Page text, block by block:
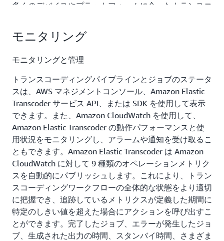
多くのデバイスやプラットフォームに合ったトランスコ
ターゲット向けのプリセットを作成することもできま
す。カスタムのプリセットを使用すれば、既存のトラン
スコーディングプリセットをカスタマイズして、リージ
ョン内の AWS アカウントのすべてのパイプラインで使
用できます。
ビデオビットレートの自動最適化
自動ビデオビットレート設定を使用すれば、変換された
出力の画像品質を最適化するように Amazon Elastic
Transcoder が自動的にビットレートを調整します。最
大ビットレートパラメータを使うと、出力ビデオの瞬間
ビットレートを制限することができます。この機能を使
用すると、特定のデバイスの再生要件に合わせて最大ビ
ットレートを制限した出力ファイルを生成することがで
きます。出力された動画ファイルは見栄えが良く、ファ
イル全体に 1 つのビットレートを選択していた場合よ
りも適切に圧縮されています。
モニタリング
モニタリングと管理
トランスコーディングパイプラインとジョブのステータ
スは、AWS マネジメントコンソール、Amazon Elastic
Transcoder サービス API、または SDK を使用して表示
できます。また、Amazon CloudWatch を使用して、
Amazon Elastic Transcoder の動作パフォーマンスと使
用状況をモニタリングし、アラームや通知を受け取るこ
ともできます。Amazon Elastic Transcoder は Amazon
CloudWatch に対して 9 種類のオペレーションメトリク
スを自動的にパブリッシュします。これにより、トラン
スコーディングワークフローの全体的な状態をより適切
に把握でき、追跡しているメトリクスが定義した期間に
特定のしきい値を超えた場合にアクションを呼び出すこ
とができます。完了したジョブ、エラーが発生したジョ
ブ、生成された出力の時間、スタンバイ時間、さまざま